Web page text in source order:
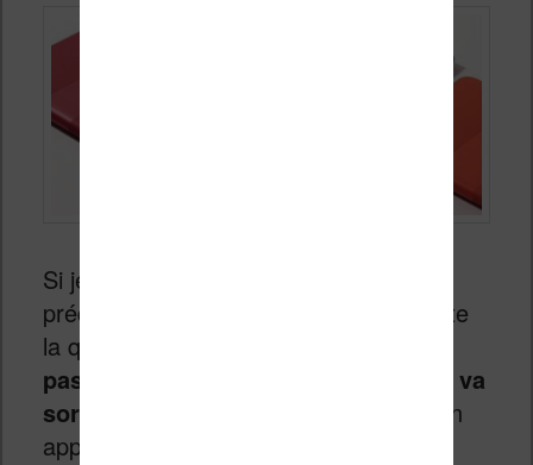
Si je dois me prêter au jeu des
prédictions, je dois évacuer tout de suite
la question de la couleur :
pas qu’une nouvelle liseuse couleur va
sortir en 2018
. Ou, en tout cas, pas un
appareil destiné au grand public.